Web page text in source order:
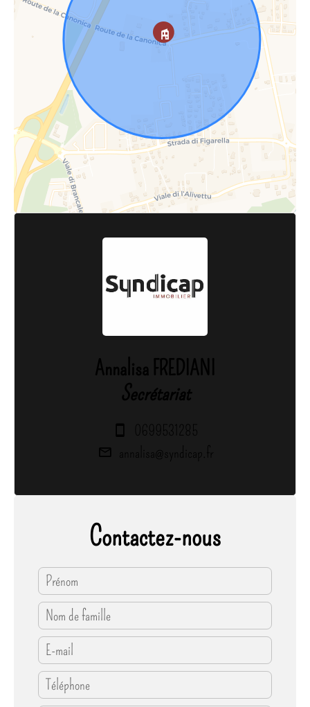
Annalisa FREDIANI
Secrétariat
0699531285
annalisa@syndicap.fr
Contactez-nous